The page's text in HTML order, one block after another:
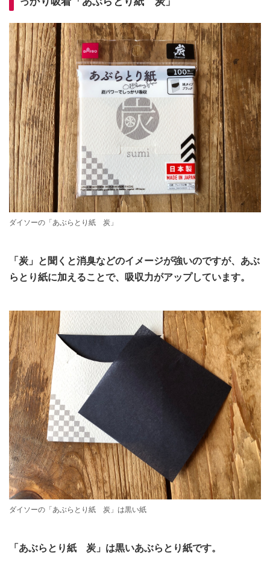
ダイソーの「あぶらとり紙 炭」
「炭」と聞くと消臭などのイメージが強いのですが、あぶ
らとり紙に加えることで、吸収力がアップしています。
ダイソーの「あぶらとり紙 炭」は黒い紙
「あぶらとり紙 炭」は黒いあぶらとり紙です。